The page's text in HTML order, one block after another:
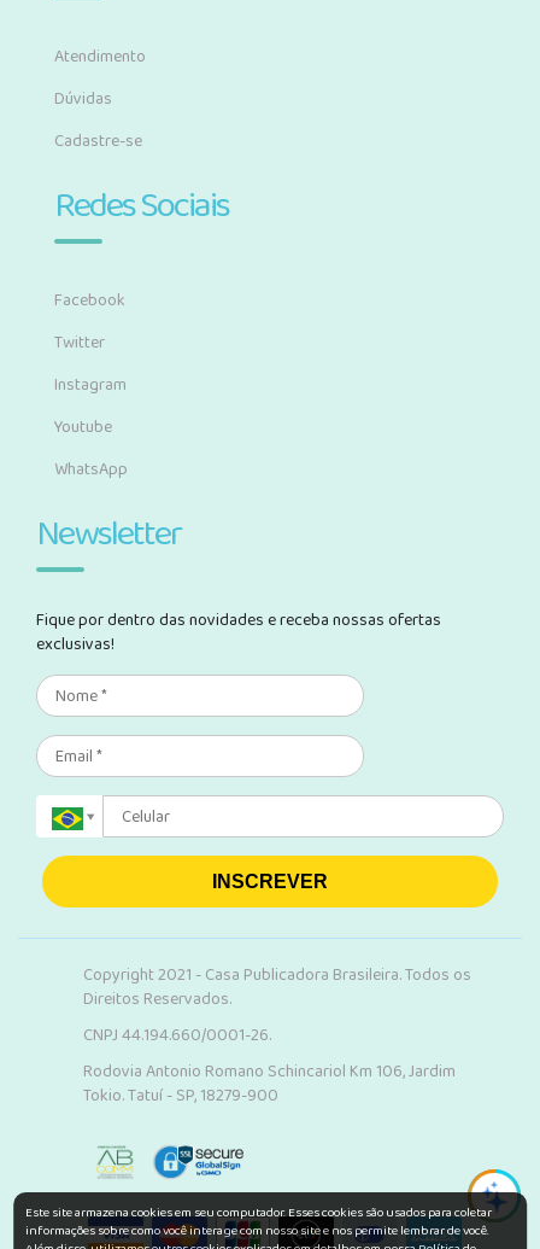
Atendimento
Dúvidas
Cadastre-se
Redes Sociais
Facebook
Twitter
Instagram
Youtube
WhatsApp
Newsletter
Fique por dentro das novidades e receba nossas ofertas
exclusivas!
INSCREVER
Copyright 2021 - Casa Publicadora Brasileira. Todos os
Direitos Reservados.
CNPJ 44.194.660/0001-26.
Rodovia Antonio Romano Schincariol Km 106, Jardim
Tokio. Tatuí - SP, 18279-900
Este site armazena cookies em seu computador. Esses cookies são usados para coletar
informações sobre como você interage com nosso site e nos permite lembrar de você.